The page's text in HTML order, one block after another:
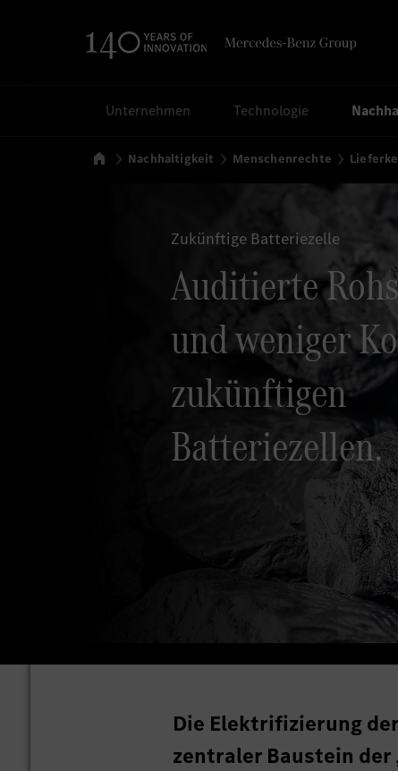
Unternehmen Technologie
Startseite
Nachhaltigkeit Menschenrechte
Zukünftige Batteriezelle
Auditierte
und weniger
zukünftigen
Batteriezellen.
Die Elektrifizierung
zentraler Baustein